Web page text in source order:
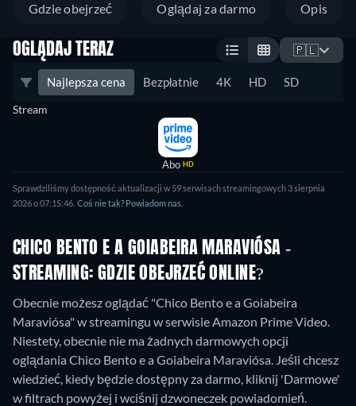
Gdzie obejrzeć Oglądaj za darmo Opis
OGLĄDAJ TERAZ 🇵🇱
Najlepsza cena Bezpłatnie 4K HD SD
Stream
Abo HD
Sprawdziliśmy dostępność aktualizacji w 59 serwisach streamingowych 3 sierpnia
2026 o 07:15:46. Coś nie tak? Powiadom nas.
CHICO BENTO E A GOIABEIRA MARAVIÓSA -
STREAMING: GDZIE OBEJRZEĆ ONLINE?
Obecnie możesz oglądać "Chico Bento e a Goiabeira
Maraviósa" w streamingu w serwisie Amazon Prime Video.
Niestety, obecnie nie ma żadnych darmowych opcji
oglądania Chico Bento e a Goiabeira Maraviósa. Jeśli chcesz
wiedzieć, kiedy będzie dostępny za darmo, kliknij 'Darmowe'
w filtrach powyżej i wciśnij dzwoneczek powiadomień.